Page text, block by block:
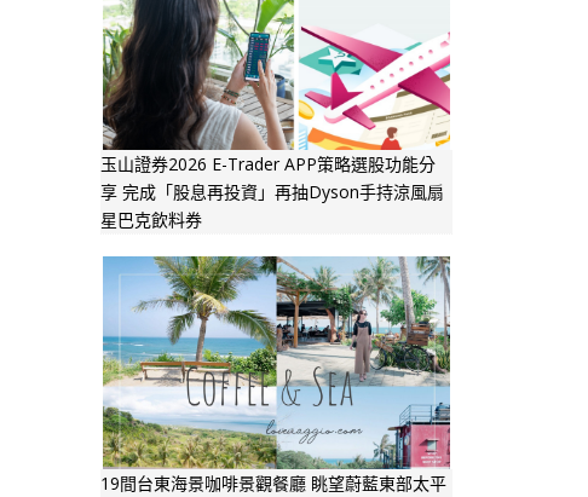
玉山證券2026 E-Trader APP策略選股功能分
享 完成「股息再投資」再抽Dyson手持涼風扇
星巴克飲料券
19間台東海景咖啡景觀餐廳 眺望蔚藍東部太平